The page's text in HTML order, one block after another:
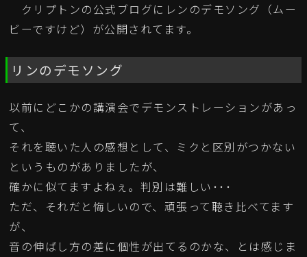
クリプトンの公式ブログにレンのデモソング（ムー
ビーですけど）が公開されてます。
リンのデモソング
以前にどこかの講演会でデモンストレーションがあっ
て、
それを聴いた人の感想として、ミクと区別がつかない
というものがありましたが、
確かに似てますよねぇ。判別は難しい･･･
ただ、それだと悔しいので、頑張って聴き比べてます
が、
音の伸ばし方の差に個性が出てるのかな、とは感じま